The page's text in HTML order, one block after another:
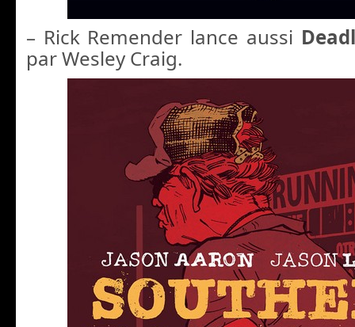
– Rick Remender lance aussi
par Wesley Craig.